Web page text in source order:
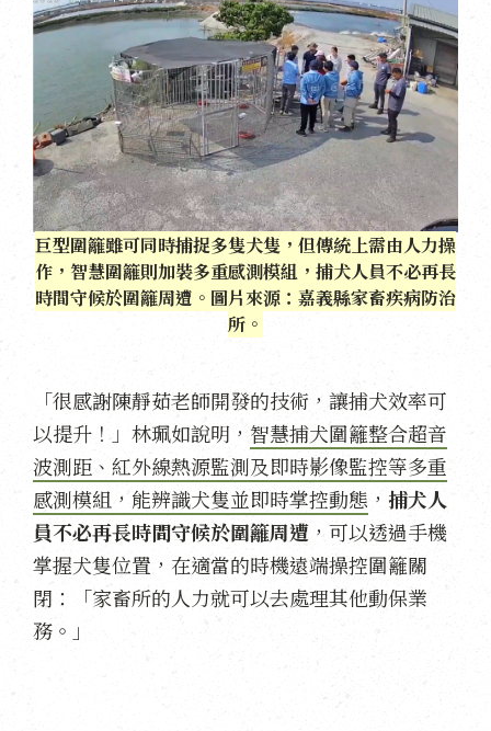
巨型圍籬雖可同時捕捉多隻犬隻，但傳統上需由人力操
作，智慧圍籬則加裝多重感測模組，捕犬人員不必再長
時間守候於圍籬周遭。圖片來源：嘉義縣家畜疾病防治
所。
「很感謝陳靜茹老師開發的技術，讓捕犬效率可
以提升！」林珮如說明， 智慧捕犬圍籬整合超音
波測距、紅外線熱源監測及即時影像監控等多重
感測模組，能辨識犬隻並即時掌控動態 ， 捕犬人
員不必再長時間守候於圍籬周遭 ，可以透過手機
掌握犬隻位置，在適當的時機遠端操控圍籬關
閉：「家畜所的人力就可以去處理其他動保業
務。」